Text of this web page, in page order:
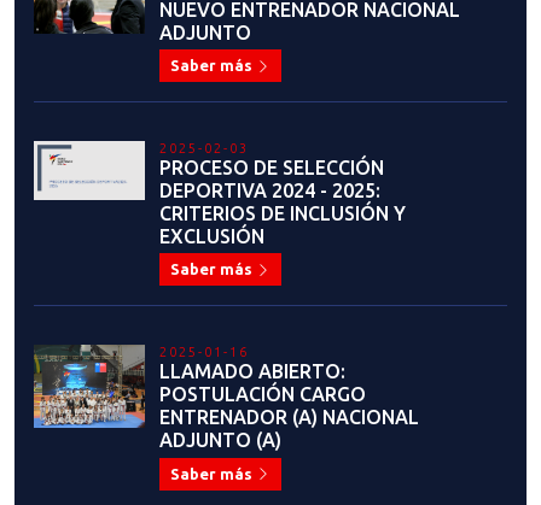
2024-11-20
ZAMBRANO
Saber más
2024-11-18
IMPORTANTE INFORMATIVO
Saber más
2024-11-12
LUIS ORTIZ: “HAN SIDO AÑOS DE
ARDUO ENTRENAMIENTO PARA
IR EN LAS MEJORES
CONDICIONES"